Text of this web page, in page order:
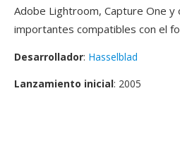
Adobe Lightroom, Capture One
importantes compatibles con el
Desarrollador: Hasselblad
Lanzamiento inicial: 2005